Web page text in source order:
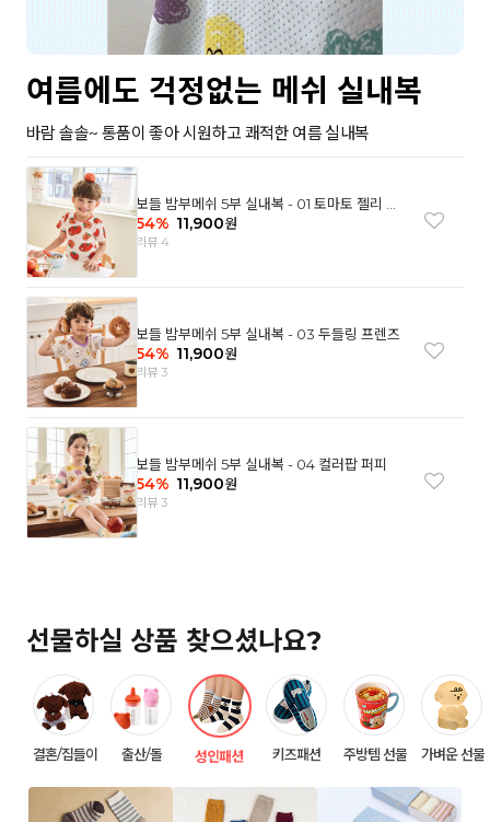
여름에도 걱정없는 메쉬 실내복
바람 솔솔~ 통품이 좋아 시원하고 쾌적한 여름 실내복
보들 밤부메쉬 5부 실내복 - 01 토마토 젤리 베
어
54% 11,900원
리뷰 4
보들 밤부메쉬 5부 실내복 - 03 두들링 프렌즈
54% 11,900원
리뷰 3
보들 밤부메쉬 5부 실내복 - 04 컬러팝 퍼피
54% 11,900원
리뷰 3
선물하실 상품 찾으셨나요?
결혼/집들이 출산/돌 성인패션 키즈패션 주방템 선물 가벼운 선물